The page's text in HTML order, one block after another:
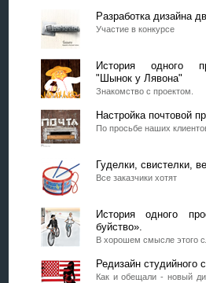
Разработка дизайна
Участие в конкурсе
История одного
"Шынок у Лявона"
Знакомство с проектом.
Настройка почтовой
По просьбе наших
Гуделки, свистелки,
Все заказчики хотят
История одного
буйство».
В хорошем смысле этого
Редизайн студийного
Как и обещали - новый